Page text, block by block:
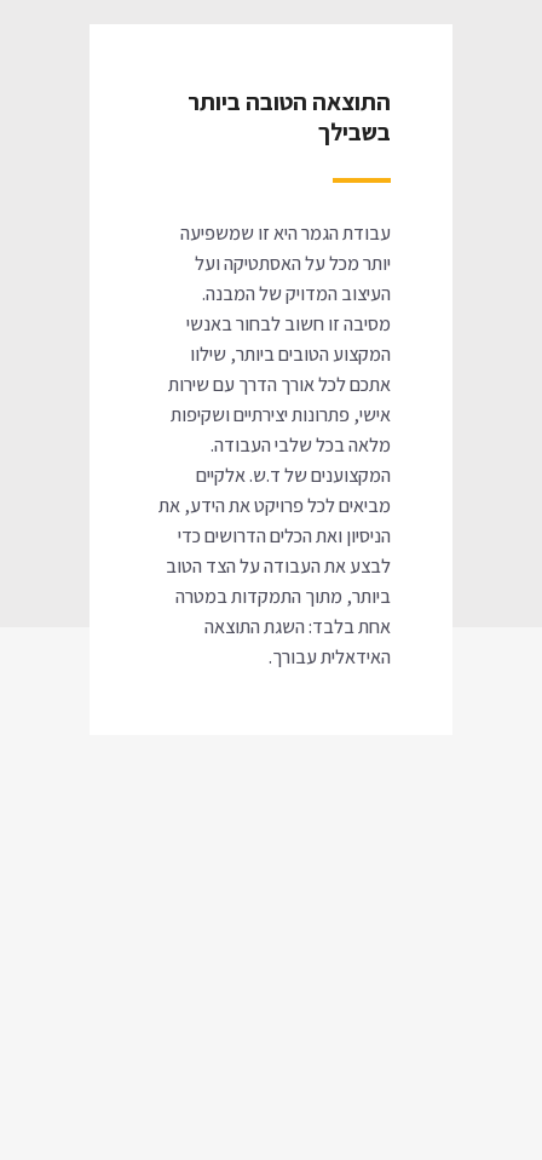
התוצאה הטובה ביותר
בשבילך
עבודת הגמר היא זו שמשפיעה
יותר מכל על האסתטיקה ועל
העיצוב המדויק של המבנה.
מסיבה זו חשוב לבחור באנשי
המקצוע הטובים ביותר, שילוו
אתכם לכל אורך הדרך עם שירות
אישי, פתרונות יצירתיים ושקיפות
מלאה בכל שלבי העבודה.
המקצוענים של ד.ש. אלקיים
מביאים לכל פרויקט את הידע, את
הניסיון ואת הכלים הדרושים כדי
לבצע את העבודה על הצד הטוב
ביותר, מתוך התמקדות במטרה
אחת בלבד: השגת התוצאה
האידאלית עבורך.